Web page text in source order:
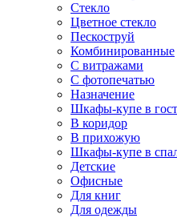
Стекло
Цветное стекло
Пескоструй
Комбинированные
С витражами
С фотопечатью
Назначение
Шкафы-купе в
В коридор
В прихожую
Шкафы-купе в
Детские
Офисные
Для книг
Для одежды